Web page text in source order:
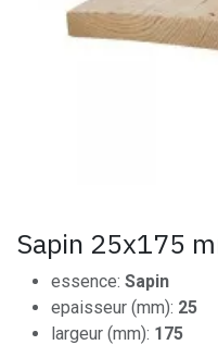
Sapin 25x175
essence: Sapin
epaisseur (mm): 25
largeur (mm): 175